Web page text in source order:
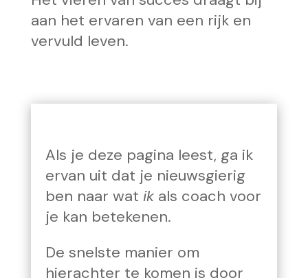
aan het ervaren van een rijk en
vervuld leven.
Als je deze pagina leest, ga ik
ervan uit dat je nieuwsgierig
ben naar wat ikals coach voor
je kan betekenen.
De snelste manier om
hierachter te komen is door